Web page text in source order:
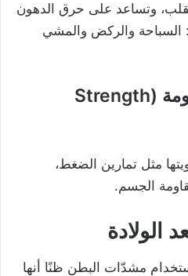
وتساعد على حرق الدهون
السباحة والركض والمشي
تمارين القوة أو المقاومة (Strength
مثل تمارين الضغط،
الجسم.
الولادة
مشدّات البطن ظنًا أنها